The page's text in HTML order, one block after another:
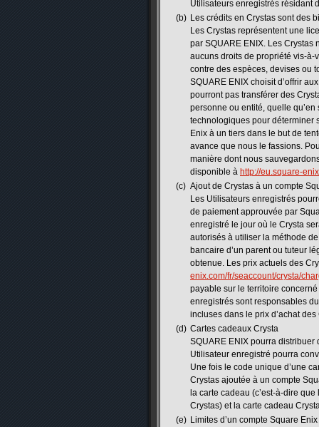
Utilisateurs enregistrés résidant
(b) Les crédits en Crystas sont des
Les Crystas représentent une
par SQUARE ENIX. Les Crystas
aucuns droits de propriété vis-à-
contre des espèces, devises ou
SQUARE ENIX choisit d’offrir
pourront pas transférer des
personne ou entité, quelle
technologiques pour déterminer
Enix à un tiers dans le but de
avance que nous le fassions.
manière dont nous
disponible à http://eu.square-
(c) Ajout de Crystas à un compte
Les Utilisateurs enregistrés
de paiement approuvée par
enregistré le jour où le Crysta
autorisés à utiliser la méthode
bancaire d’un parent ou tuteur
obtenue. Les prix actuels des
enix.com/fr/seaccount/crysta/
payable sur le territoire
enregistrés sont responsables
incluses dans le prix d’achat
(d) Cartes cadeaux Crysta
SQUARE ENIX pourra distribuer
Utilisateur enregistré pourra
Une fois le code unique d’une
Crystas ajoutée à un compte
la carte cadeau (c’est-à-dire
Crystas) et la carte cadeau
(e) Limites d’un compte Square Enix